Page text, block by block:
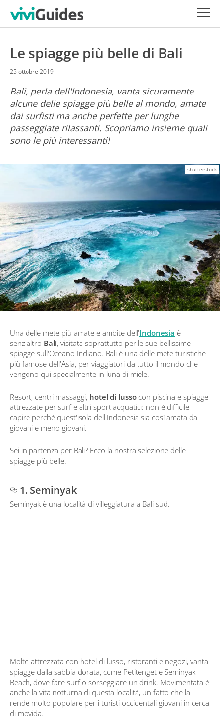
Le spiagge più belle di Bali
25 ottobre 2019
Bali, perla dell'Indonesia, vanta sicuramente
alcune delle spiagge più belle al mondo, amate
dai surfisti ma anche perfette per lunghe
passeggiate rilassanti. Scopriamo insieme quali
sono le più interessanti!
shutterstock
Una delle mete più amate e ambite dell'Indonesia è
senz'altro Bali, visitata soprattutto per le sue bellissime
spiagge sull'Oceano Indiano. Bali è una delle mete turistiche
più famose dell'Asia, per viaggiatori da tutto il mondo che
vengono qui specialmente in luna di miele.
Resort, centri massaggi, hotel di lusso con piscina e spiagge
attrezzate per surf e altri sport acquatici: non è difficile
capire perchè quest'isola dell'Indonesia sia così amata da
giovani e meno giovani.
Sei in partenza per Bali? Ecco la nostra selezione delle
spiagge più belle.
1. Seminyak
Seminyak è una località di villeggiatura a Bali sud.
Molto attrezzata con hotel di lusso, ristoranti e negozi, vanta
spiagge dalla sabbia dorata, come Petitenget e Seminyak
Beach, dove fare surf o sorseggiare un drink. Movimentata è
anche la vita notturna di questa località, un fatto che la
rende molto popolare per i turisti occidentali giovani in cerca
di movida.